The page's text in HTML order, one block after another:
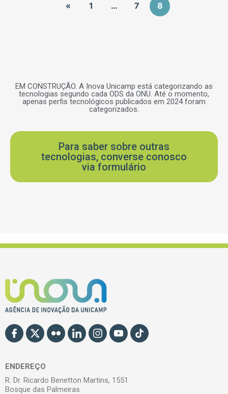
« 1 … 7 8
EM CONSTRUÇÃO. A Inova Unicamp está categorizando as
tecnologias segundo cada ODS da ONU. Até o momento,
apenas perfis tecnológicos publicados em 2024 foram
categorizados.
Para saber sobre outras
tecnologias, converse conosco
via formulário
ENDEREÇO
R. Dr. Ricardo Benetton Martins, 1551
Bosque das Palmeiras